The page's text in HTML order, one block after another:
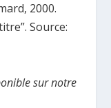
2000.
Source:
sur notre